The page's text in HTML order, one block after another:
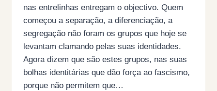
nas entrelinhas entregam o objectivo. Quem
começou a separação, a diferenciação, a
segregação não foram os grupos que hoje se
levantam clamando pelas suas identidades.
Agora dizem que são estes grupos, nas suas
bolhas identitárias que dão força ao fascismo,
porque não permitem que…